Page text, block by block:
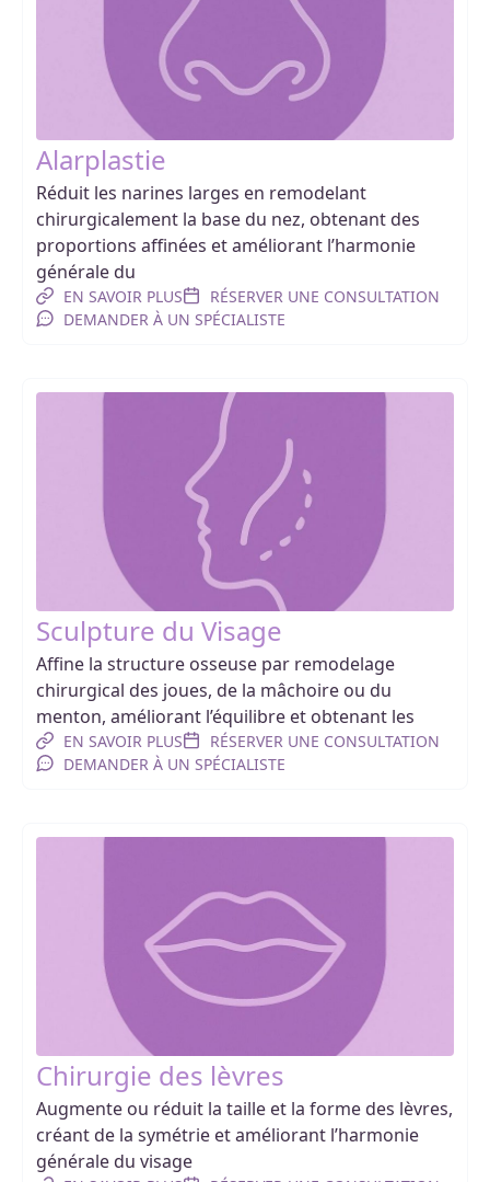
Alarplastie
Réduit les narines larges en remodelant
chirurgicalement la base du nez, obtenant des
proportions affinées et améliorant l’harmonie
générale du
EN SAVOIR PLUS
RÉSERVER UNE CONSULTATION
DEMANDER À UN SPÉCIALISTE
Sculpture du Visage
Affine la structure osseuse par remodelage
chirurgical des joues, de la mâchoire ou du
menton, améliorant l’équilibre et obtenant les
EN SAVOIR PLUS
RÉSERVER UNE CONSULTATION
DEMANDER À UN SPÉCIALISTE
Chirurgie des lèvres
Augmente ou réduit la taille et la forme des lèvres,
créant de la symétrie et améliorant l’harmonie
générale du visage